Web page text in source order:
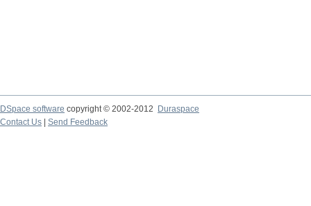
DSpace software copyright © 2002-2012
Duraspace
Contact Us
Send Feedback